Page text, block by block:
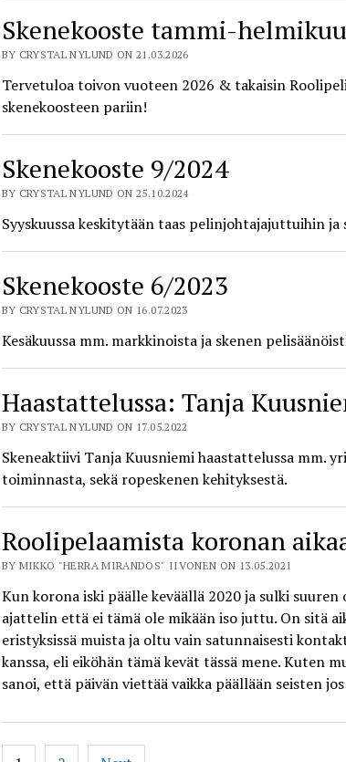
Skenekooste tammi-
BY CRYSTAL NYLUND ON 21.03.2026
Tervetuloa toivon vuoteen 2026 & takaisin
skenekoosteen pariin!
Skenekooste 9/2024
BY CRYSTAL NYLUND ON 25.10.2024
Syyskuussa keskitytään taas pelinjohtajajuttuihin
Skenekooste 6/2023
BY CRYSTAL NYLUND ON 16.07.2023
Kesäkuussa mm. markkinoista ja skenen
Haastattelussa: Tanja
BY CRYSTAL NYLUND ON 17.05.2022
Skeneaktiivi Tanja Kuusniemi haastattelussa mm.
toiminnasta, sekä ropeskenen kehityksestä.
Roolipelaamista koronan
BY MIKKO "HERRA MIRANDOS" IIVONEN ON 13.05.2021
Kun korona iski päälle keväällä 2020 ja sulki suuren
ajattelin että ei tämä ole mikään iso juttu. On sitä
eristyksissä muista ja oltu vain satunnaisesti
kanssa, eli eiköhän tämä kevät tässä mene. Kuten
sanoi, että päivän viettää vaikka päällään seisten
Posts